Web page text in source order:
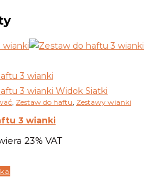
Widok Siatki
, Zestaw do haftu, Zestawy wianki
3 wianki
23% VAT